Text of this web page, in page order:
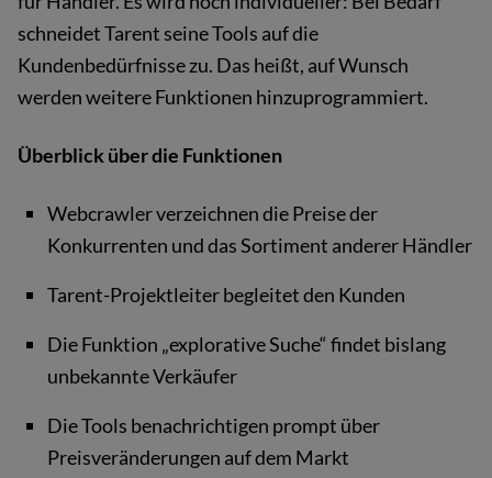
schneidet Tarent seine Tools auf die
Kundenbedürfnisse zu. Das heißt, auf Wunsch
werden weitere Funktionen hinzuprogrammiert.
Überblick über die Funktionen
Webcrawler verzeichnen die Preise der
Konkurrenten und das Sortiment anderer Händler
Tarent-Projektleiter begleitet den Kunden
Die Funktion „explorative Suche“ findet bislang
unbekannte Verkäufer
Die Tools benachrichtigen prompt über
Preisveränderungen auf dem Markt